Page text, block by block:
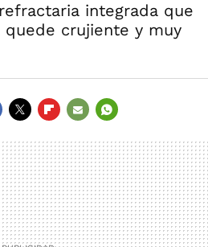
integrada que
quede crujiente y muy
MAIL